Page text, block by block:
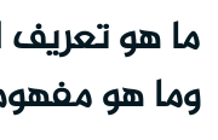
ما هو تعريف
وما هو